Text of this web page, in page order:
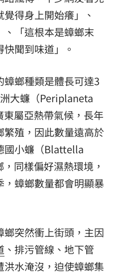
得身上開始癢」、
、「這根本是蟑螂末
聞到味道」。
螂種類是體長可達3
大蠊（Periplaneta
屬亞熱帶氣候，長年
殖，因此數量遠高於
國小蠊（Blattella
同樣偏好濕熱環境，
蟑螂數量都會明顯暴
突然衝上街頭，主因
、排污管線、地下管
水淹沒，迫使蟑螂集